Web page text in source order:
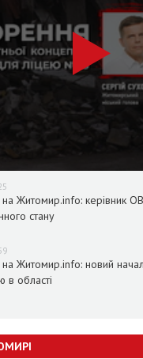
Житомир.info: керівник
стану
Житомир.info: новий
в області